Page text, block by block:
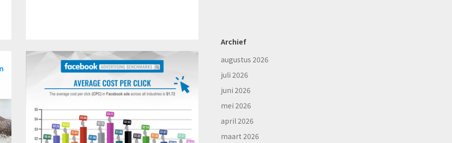
Archief
augustus 2026
juli 2026
juni 2026
mei 2026
april 2026
maart 2026